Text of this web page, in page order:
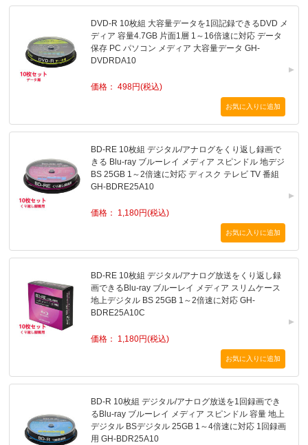
DVD-R 10枚組 大容量データを1回記録できるDVD メ
ディア 容量4.7GB 片面1層 1～16倍速に対応 データ
保存 PC パソコン メディア 大容量データ GH-
DVDRDA10
価格： 498円(税込)
BD-RE 10枚組 デジタル/アナログをくり返し録画で
きる Blu-ray ブルーレイ メディア スピンドル 地デジ
BS 25GB 1～2倍速に対応 ディスク テレビ TV 番組
GH-BDRE25A10
価格： 1,180円(税込)
BD-RE 10枚組 デジタル/アナログ放送をくり返し録
画できるBlu-ray ブルーレイ メディア スリムケース
地上デジタル BS 25GB 1～2倍速に対応 GH-
BDRE25A10C
価格： 1,180円(税込)
BD-R 10枚組 デジタル/アナログ放送を1回録画でき
るBlu-ray ブルーレイ メディア スピンドル 容量 地上
デジタル BSデジタル 25GB 1～4倍速に対応 1回録画
用 GH-BDR25A10